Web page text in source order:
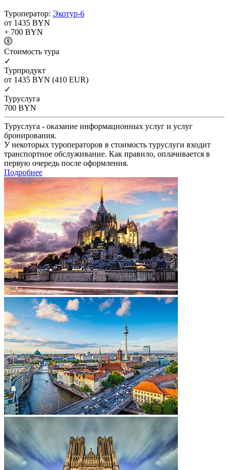
Туроператор: Экотур-6
от 1435 BYN
+ 700 BYN
Cтоимость тура
✓
Турпродукт
от 1435 BYN (410 EUR)
✓
Туруслуга
700 BYN
Туруслуга - оказание информационных услуг и услуг
бронирования.
У некоторых туроператоров в стоимость туруслуги входит
транспортное обслуживание. Как правило, оплачивается в
первую очередь после оформления.
Подробнее